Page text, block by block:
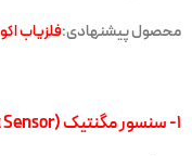
محصول پیشنهادی:فلزیاب
۱- سنسور مگنتیک (Manyetik Sensor)